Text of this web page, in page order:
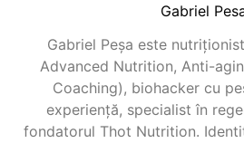
Gabriel
Gabriel Peșa este
Advanced Nutrition, Anti-
Coaching), biohacker cu
experiență, specialist în
fondatorul Thot Nutrition.